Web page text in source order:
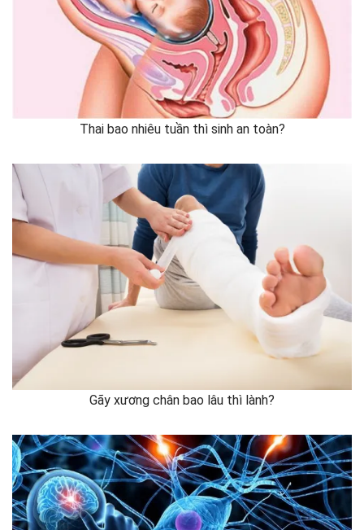
Thai bao nhiêu tuần thì sinh an toàn?
Gãy xương chân bao lâu thì lành?